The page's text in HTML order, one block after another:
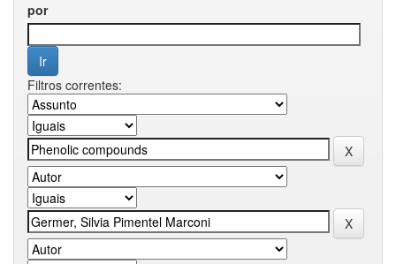
por
Filtros correntes: